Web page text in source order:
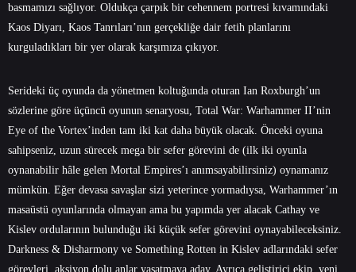
basmamızı sağlıyor. Oldukça çarpık bir cehennem portresi kıvamındaki
Kaos Diyarı, Kaos Tanrıları’nın gerçekliğe dair fetih planlarını
kurguladıkları bir yer olarak karşımıza çıkıyor.
Serideki üç oyunda da yönetmen koltuğunda oturan Ian Roxburgh’un
sözlerine göre üçüncü oyunun senaryosu, Total War: Warhammer II’nin
Eye of the Vortex’inden tam iki kat daha büyük olacak. Önceki oyuna
sahipseniz, uzun sürecek mega bir sefer görevini de (ilk iki oyunla
oynanabilir hâle gelen Mortal Empires’ı anımsayabilirsiniz) oynamanız
mümkün. Eğer devasa savaşlar sizi yeterince yormadıysa, Warhammer’ın
masaüstü oyunlarında olmayan ama bu yapımda yer alacak Cathay ve
Kislev ordularının bulunduğu iki küçük sefer görevini oynayabileceksiniz.
Darkness & Disharmony ve Something Rotten in Kislev adlarındaki sefer
görevleri, aksiyon dolu anlar yaşatmaya aday. Ayrıca geliştirici ekip, yeni